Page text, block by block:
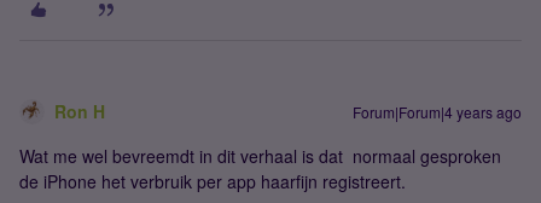
Ron H Forum|Forum|4 years ago
Wat me wel bevreemdt in dit verhaal is dat normaal gesproken
de iPhone het verbruik per app haarfijn registreert.